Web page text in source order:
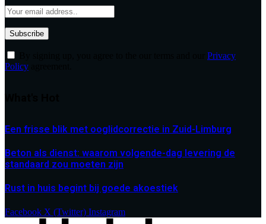
Privacy
Policy
Een frisse blik met ooglidcorrectie in Zuid-Limburg
Beton als dienst: waarom volgende-dag levering de
standaard zou moeten zijn
Rust in huis begint bij goede akoestiek
Facebook X (Twitter) Instagram